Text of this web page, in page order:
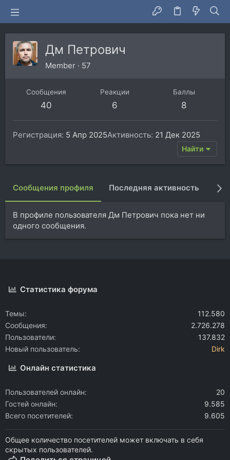
Дм Петрович
Member · 57
Сообщения
40
Реакции
6
Баллы
8
Регистрация 5 Апр 2025Активность 21 Дек 2025
Найти
Сообщения профиля Последняя активность
В профиле пользователя Дм Петрович пока нет ни
одного сообщения.
Статистика форума
Темы
112.580
Сообщения
2.726.278
Пользователи
137.832
Новый пользователь
Dirk
Онлайн статистика
Пользователей онлайн
20
Гостей онлайн
9.585
Всего посетителей
9.605
Общее количество посетителей может включать в себя
скрытых пользователей.